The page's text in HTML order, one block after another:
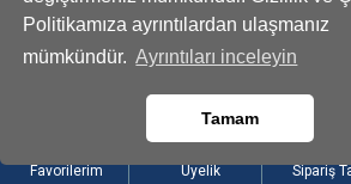
Politikamıza ayrıntılardan ulaşmanız
mümkündür. Ayrıntıları inceleyin
Tamam
Kırmızı Gül
2199,90 TL
1979,91 TL
Limon
Favorilerim Üyelik Sipariş